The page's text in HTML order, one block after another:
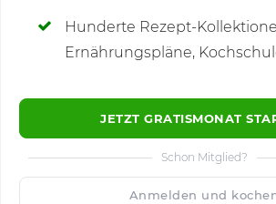
Hunderte Rezept-
Ernährungspläne,
JETZT GRATISMONAT
Schon Mitglied?
Anmelden und
Kommentare(31)
🙂